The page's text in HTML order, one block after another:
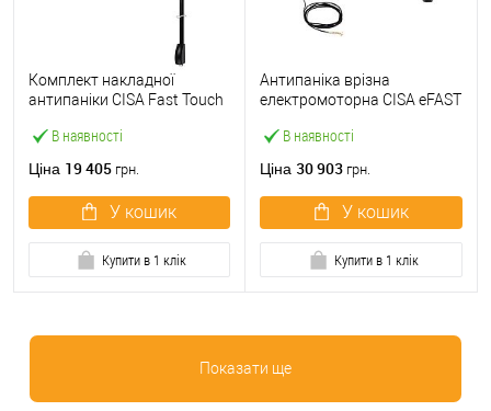
В наявності
Комплект накладної
антипаніки CISA Fast Touch
точковий вверх-вниз
Ціна 19 405 грн.
У кошик
Купити в 1 клік
В наявності
Антипаніка врізна
електромоторна CISA eFAST
Ціна 30 903 грн.
У кошик
Купити в 1 клік
Показати ще